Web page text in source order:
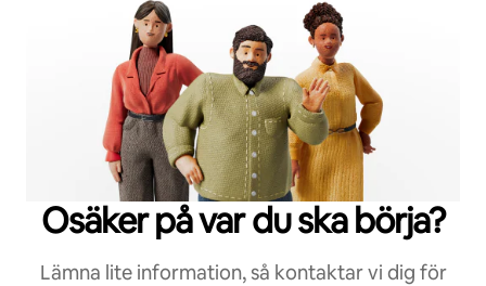
Osäker på var du ska börja?
Lämna lite information, så kontaktar vi dig för